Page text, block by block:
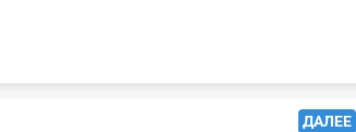
ДАЛЕЕ